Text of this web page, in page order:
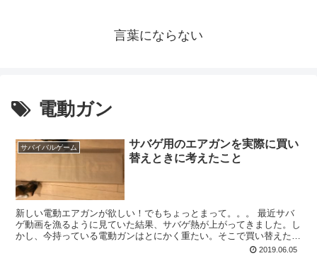
言葉にならない
電動ガン
サバイバルゲーム
サバゲ用のエアガンを実際に買い
替えときに考えたこと
新しい電動エアガンが欲しい！でもちょっとまって。。。 最近サバ
ゲ動画を漁るように見ていた結果、サバゲ熱が上がってきました。し
かし、今持っている電動ガンはとにかく重たい。そこで買い替えた
2019.06.05